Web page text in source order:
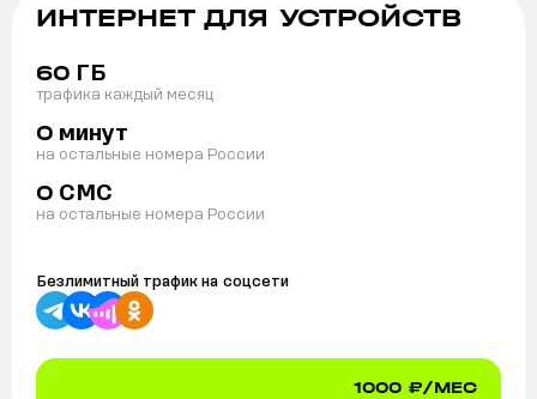
ИНТЕРНЕТ ДЛЯ УСТРОЙСТВ
60 ГБ
трафика каждый месяц
0 минут
на остальные номера России
0 СМС
на остальные номера России
Безлимитный трафик на соцсети
1000 ₽/МЕС